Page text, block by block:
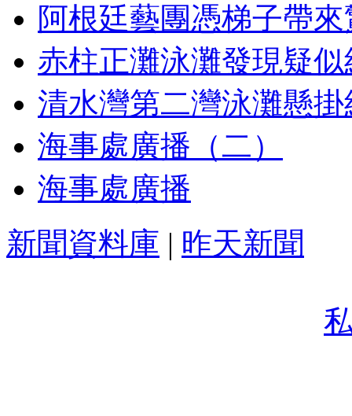
阿根廷藝團憑梯子帶
赤柱正灘泳灘發現疑似
清水灣第二灣泳灘懸掛
海事處廣播（二）
海事處廣播
新聞資料庫 | 昨天新聞